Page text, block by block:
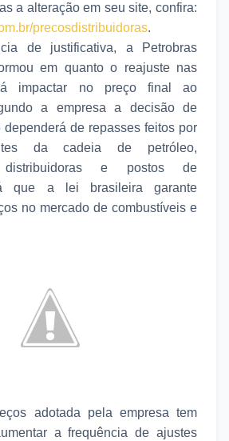
a alteração em seu site, confira:
precosdistribuidoras.
de justificativa, a Petrobras
em quanto o reajuste nas
impactar no preço final ao
a empresa a decisão de
dependerá de repasses feitos por
da cadeia de petróleo,
distribuidoras e postos de
que a lei brasileira garante
no mercado de combustíveis e
adotada pela empresa tem
a frequência de ajustes